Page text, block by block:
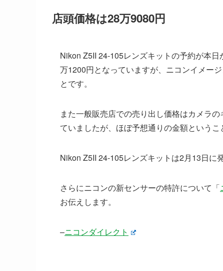
店頭価格は28万9080円
Nikon Z5II 24-105レンズキットの予約が本
万1200円となっていますが、ニコンイメー
とです。
また一般販売店での売り出し価格はカメラ
ていましたが、ほぼ予想通りの金額というこ
Nikon Z5II 24-105レンズキットは2月13日に
さらにニコンの新センサーの特許について「
お伝えします。
–ニコンダイレクト